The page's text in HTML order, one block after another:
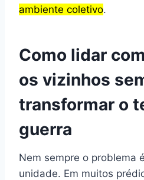
ambiente coletivo.
Como lidar
os vizinhos
transformar o
guerra
Nem sempre o problema
unidade. Em muitos